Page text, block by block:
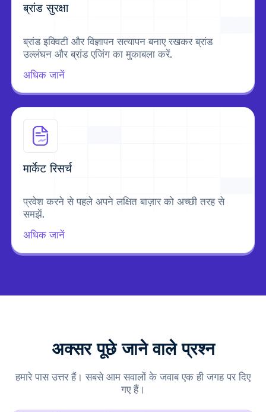
ब्रांड सुरक्षा
ब्रांड इक्विटी और विज्ञापन सत्यापन बनाए रखकर ब्रांड
उल्लंघन और ब्रांड एजिंग का मुकाबला करें.
अधिक जानें
मार्केट रिसर्च
प्रवेश करने से पहले अपने लक्षित बाज़ार को अच्छी तरह से
समझें.
अधिक जानें
अक्सर पूछे जाने वाले प्रश्न
हमारे पास उत्तर हैं। सबसे आम सवालों के जवाब एक ही जगह पर दिए
गए हैं।